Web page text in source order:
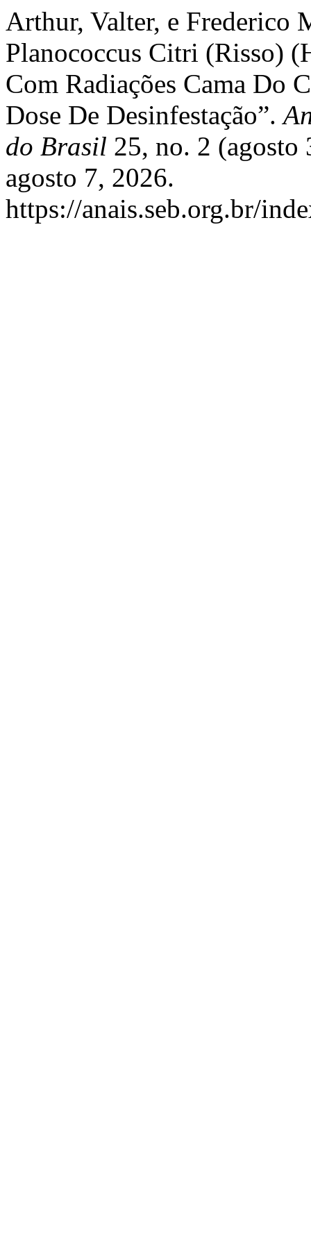
Arthur, Valter, e Frederico
Planococcus Citri (Risso)
Com Radiações Cama Do
Dose De Desinfestação”.
do Brasil 25, no. 2 (agosto
agosto 7, 2026.
https://anais.seb.org.br/